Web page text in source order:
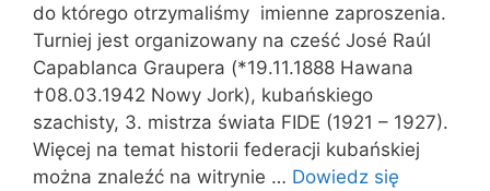
do którego otrzymaliśmy imienne zaproszenia.
Turniej jest organizowany na cześć José Raúl
Capablanca Graupera (*19.11.1888 Hawana
†08.03.1942 Nowy Jork), kubańskiego
szachisty, 3. mistrza świata FIDE (1921 – 1927).
Więcej na temat historii federacji kubańskiej
można znaleźć na witrynie … Dowiedz się